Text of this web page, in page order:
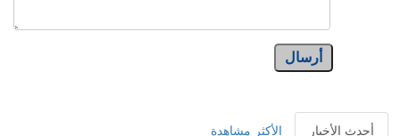
أرسال
أحدث الأخبار الأكثر مشاهدة